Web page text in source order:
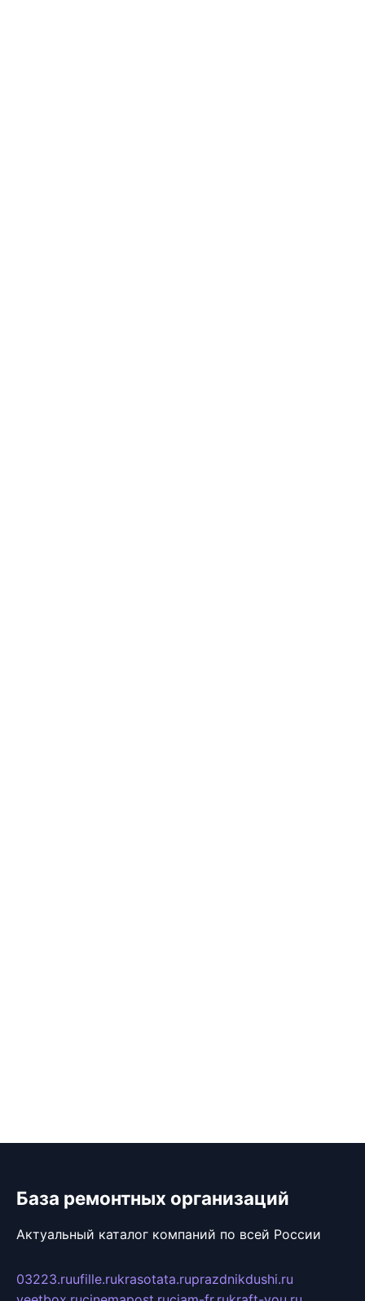
База ремонтных организаций
Актуальный каталог компаний по всей России
03223.ruufille.rukrasotata.ruprazdnikdushi.ru